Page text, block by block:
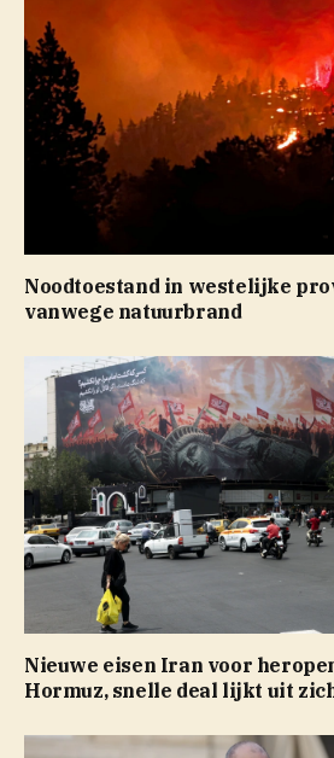
Noodtoestand in westelijke
vanwege natuurbrand
Nieuwe eisen Iran voor
Hormuz, snelle deal lijkt uit